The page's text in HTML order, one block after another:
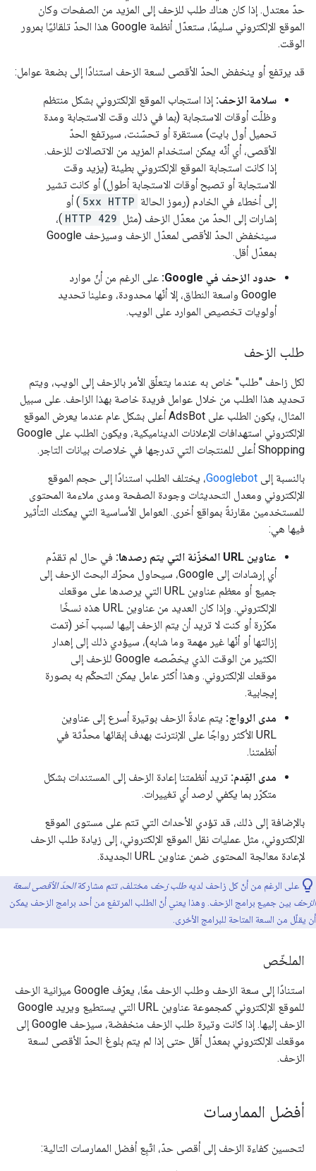
حدّ معتدل. إذا كان هناك طلب للزحف إلى المزيد من الصفحات وكان
الموقع الإلكتروني سليمًا، ستعدّل أنظمة Google هذا الحدّ تلقائيًا بمرور
الوقت.
قد يرتفع أو ينخفض الحدّ الأقصى لسعة الزحف استنادًا إلى بضعة عوامل:
سلامة الزحف: إذا استجاب الموقع الإلكتروني بشكل منتظم
وظلّت أوقات الاستجابة (بما في ذلك وقت الاستجابة ومدة
تحميل أول بايت) مستقرة أو تحسّنت، سيرتفع الحدّ
الأقصى، أي أنّه يمكن استخدام المزيد من الاتصالات للزحف.
إذا كانت استجابة الموقع الإلكتروني بطيئة (يزيد وقت
الاستجابة أو تصبح أوقات الاستجابة أطول) أو كانت تشير
إلى أخطاء في الخادم (رموز الحالة 5xx HTTP ) أو
إشارات إلى الحدّ من معدّل الزحف (مثل HTTP 429 )،
سينخفض الحدّ الأقصى لمعدّل الزحف وسيزحف Google
بمعدّل أقل.
حدود الزحف في Google:
على الرغم من أنّ موارد
Google واسعة النطاق، إلا أنّها محدودة، وعلينا تحديد
أولويات تخصيص الموارد على الويب.
طلب الزحف
لكل زاحف "طلب" خاص به عندما يتعلّق الأمر بالزحف إلى الويب، ويتم
تحديد هذا الطلب من خلال عوامل فريدة خاصة بهذا الزاحف. على سبيل
المثال، يكون الطلب على AdsBot أعلى بشكل عام عندما يعرض الموقع
الإلكتروني استهدافات الإعلانات الديناميكية، ويكون الطلب على Google
Shopping أعلى للمنتجات التي تدرجها في خلاصات بيانات التاجر.
بالنسبة إلى Googlebot، يختلف الطلب استنادًا إلى حجم الموقع
الإلكتروني ومعدل التحديثات وجودة الصفحة ومدى ملاءمة المحتوى
للمستخدمين مقارنةً بمواقع أخرى. العوامل الأساسية التي يمكنك التأثير
فيها هي:
عناوين URL المخزّنة التي يتم رصدها:
في حال لم تقدّم
أي إرشادات إلى Google، سيحاول محرّك البحث الزحف إلى
جميع أو معظم عناوين URL التي يرصدها على موقعك
الإلكتروني. وإذا كان العديد من عناوين URL هذه نسخًا
مكرّرة أو كنت لا تريد أن يتم الزحف إليها لسبب آخر (تمت
إزالتها أو أنّها غير مهمة وما شابه)، سيؤدي ذلك إلى إهدار
الكثير من الوقت الذي يخصّصه Google للزحف إلى
موقعك الإلكتروني. وهذا أكثر عامل يمكن التحكّم به بصورة
إيجابية.
مدى الرواج: يتم عادةً الزحف بوتيرة أسرع إلى عناوين
URL الأكثر رواجًا على الإنترنت بهدف إبقائها محدَّثة في
أنظمتنا.
مدى القِدم: تريد أنظمتنا إعادة الزحف إلى المستندات بشكل
متكرّر بما يكفي لرصد أي تغييرات.
بالإضافة إلى ذلك، قد تؤدي الأحداث التي تتم على مستوى الموقع
الإلكتروني، مثل عمليات نقل الموقع الإلكتروني، إلى زيادة طلب الزحف
لإعادة معالجة المحتوى ضمن عناوين URL الجديدة.
على الرغم من أنّ كل زاحف لديهطلب زحف مختلف، تتم مشاركةالحدّ الأقصى لسعة
الزحف بين جميع برامج الزحف. وهذا يعني أنّ الطلب المرتفع من أحد برامج الزحف يمكن
أن يقلّل من السعة المتاحة للبرامج الأخرى.
الملخّص
استنادًا إلى سعة الزحف وطلب الزحف معًا، يعرّف Google ميزانية الزحف
للموقع الإلكتروني كمجموعة عناوين URL التي يستطيع ويريد Google
الزحف إليها. إذا كانت وتيرة طلب الزحف منخفضة، سيزحف Google إلى
موقعك الإلكتروني بمعدّل أقل حتى إذا لم يتم بلوغ الحدّ الأقصى لسعة
الزحف.
أفضل الممارسات
لتحسين كفاءة الزحف إلى أقصى حدّ، اتّبِع أفضل الممارسات التالية: